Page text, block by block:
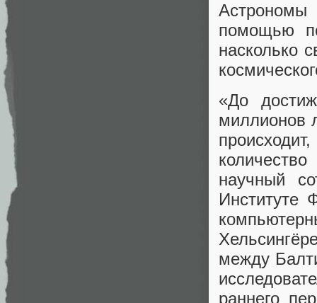
Астрономы
помощью
насколько
«До
миллионов
научный
Институте
между
раннего